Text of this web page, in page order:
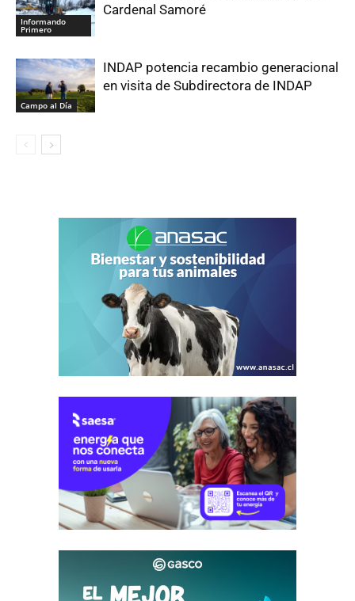
Informando
Primero
Cardenal Samoré
Campo al Día
INDAP potencia recambio generacional
en visita de Subdirectora de INDAP